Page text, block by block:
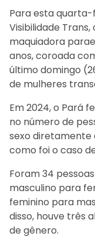
Para esta quarta-
Visibilidade
maquiadora
anos, coroada
último domingo
de mulheres
Em 2024, o Pará
no número de
sexo diretamente
como foi o caso
Foram 34
masculino para
feminino para
disso, houve três
de gênero.